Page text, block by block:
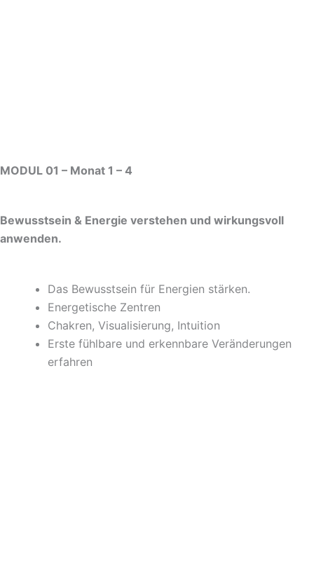
MODUL 01 – Monat 1 – 4
Bewusstsein & Energie verstehen und wirkungsvoll
anwenden.
Das Bewusstsein für Energien stärken.
Energetische Zentren
Chakren, Visualisierung, Intuition
Erste fühlbare und erkennbare Veränderungen
erfahren